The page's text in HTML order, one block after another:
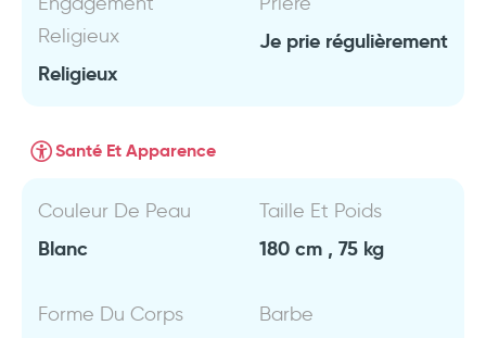
Religieux
Religieux
Je prie régulièrement
Santé Et Apparence
Couleur De Peau
Blanc
Taille Et Poids
180 cm , 75 kg
Forme Du Corps Barbe